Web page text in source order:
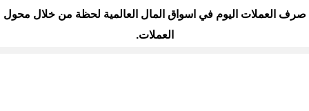
صرف العملات اليوم في اسواق المال العالمية لحظة من خلال محول
العملات.